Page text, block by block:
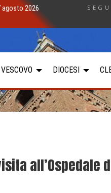
agosto 2026
VESCOVO DIOCESI